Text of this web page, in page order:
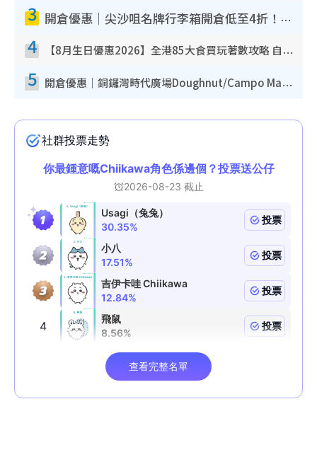
3 開倉優惠｜尖沙咀名牌行李箱開倉低至4折！一連5日 American Tourister/ace./Hallmark $200起！
4 【8月生日優惠2026】全港85大食買玩著數攻略 自助餐/火鍋放題同行免費＋誠品/DONKI送現金券
5 開倉優惠｜銅鑼灣時代廣場Doughnut/Campo Marzio開倉低至1折！背囊、書包、手袋劈價$200起